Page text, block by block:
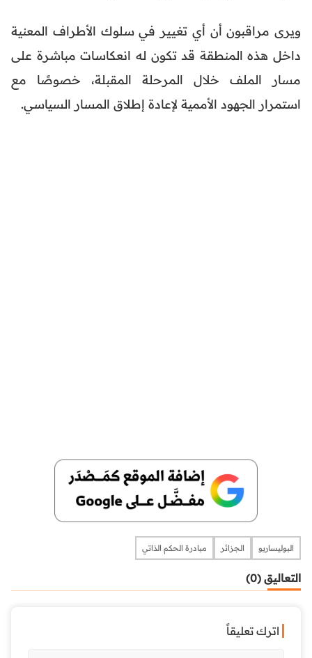
ويرى مراقبون أن أي تغيير في سلوك الأطراف المعنية
داخل هذه المنطقة قد تكون له انعكاسات مباشرة على
مسار الملف خلال المرحلة المقبلة، خصوصًا مع
استمرار الجهود الأممية لإعادة إطلاق المسار السياسي.
البوليساريو الجزائر مبادرة الحكم الذاتي
التعاليق (0)
اترك تعليقاً